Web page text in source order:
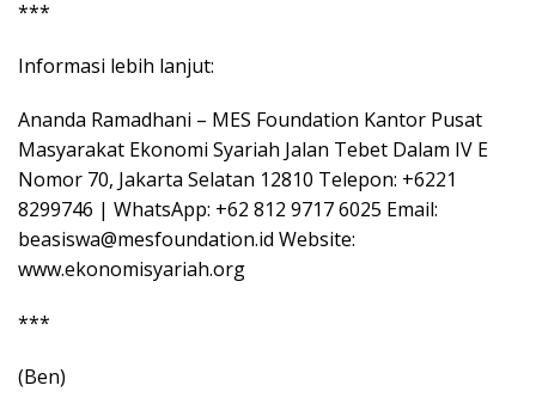
***
Informasi lebih lanjut:
Ananda Ramadhani – MES Foundation Kantor Pusat
Masyarakat Ekonomi Syariah Jalan Tebet Dalam IV E
Nomor 70, Jakarta Selatan 12810 Telepon: +6221
8299746 | WhatsApp: +62 812 9717 6025 Email:
beasiswa@mesfoundation.id Website:
www.ekonomisyariah.org
***
(Ben)